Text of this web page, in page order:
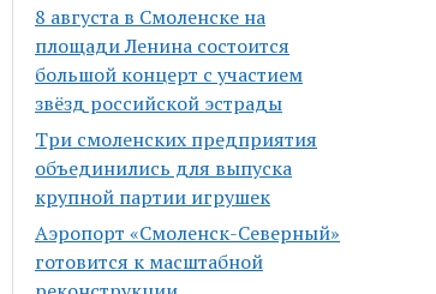
8 августа в Смоленске на
площади Ленина состоится
большой концерт с участием
звёзд российской эстрады
Три смоленских предприятия
объединились для выпуска
крупной партии игрушек
Аэропорт «Смоленск-Северный»
готовится к масштабной